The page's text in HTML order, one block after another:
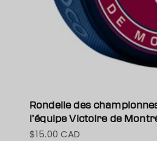
Rondelle des
l’équipe Victoire de
Prix de vente
$15.00 CAD